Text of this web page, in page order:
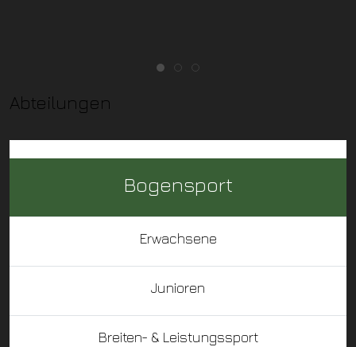
Abteilungen
Bogensport
Erwachsene
Junioren
Breiten- & Leistungssport